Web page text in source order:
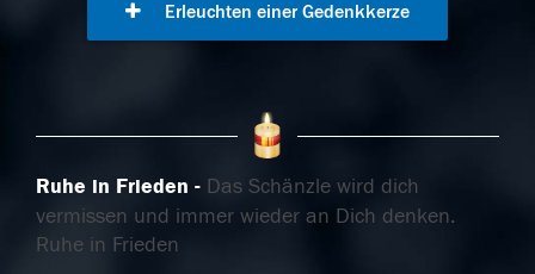
Erleuchten einer Gedenkkerze
Ruhe in Frieden
Das Schänzle wird dich
vermissen und immer wieder an Dich denken.
Ruhe in Frieden